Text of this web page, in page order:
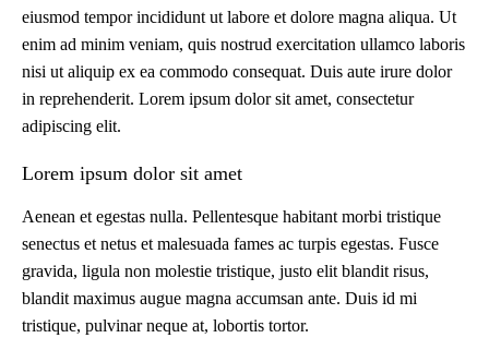
eiusmod tempor incididunt ut labore et dolore magna aliqua. Ut
enim ad minim veniam, quis nostrud exercitation ullamco laboris
nisi ut aliquip ex ea commodo consequat. Duis aute irure dolor
in reprehenderit. Lorem ipsum dolor sit amet, consectetur
adipiscing elit.
Lorem ipsum dolor sit amet
Aenean et egestas nulla. Pellentesque habitant morbi tristique
senectus et netus et malesuada fames ac turpis egestas. Fusce
gravida, ligula non molestie tristique, justo elit blandit risus,
blandit maximus augue magna accumsan ante. Duis id mi
tristique, pulvinar neque at, lobortis tortor.